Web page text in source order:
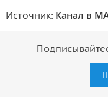
Источник: Канал в